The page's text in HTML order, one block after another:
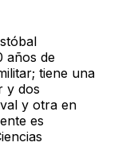
años de
tiene una
y dos
y otra en
es